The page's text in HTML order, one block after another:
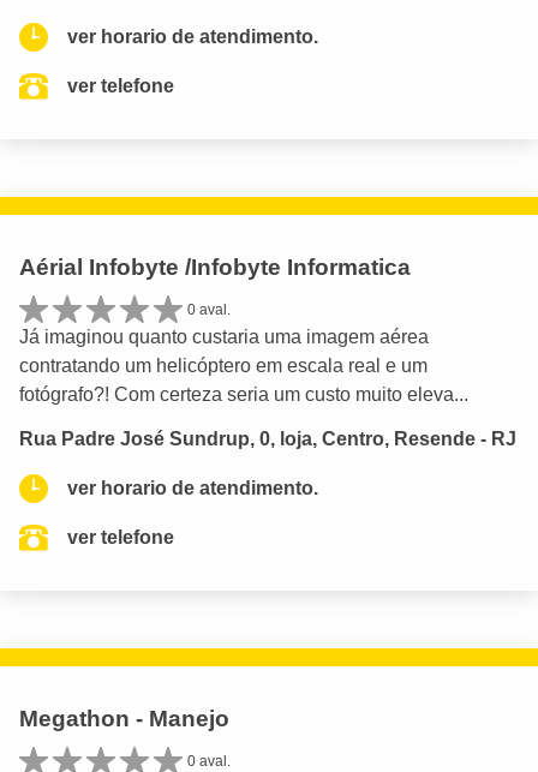
ver horario de atendimento.
ver telefone
Aérial Infobyte /Infobyte Informatica
0 aval.
Já imaginou quanto custaria uma imagem aérea
contratando um helicóptero em escala real e um
fotógrafo?! Com certeza seria um custo muito eleva...
Rua Padre José Sundrup, 0, loja, Centro, Resende - RJ
ver horario de atendimento.
ver telefone
Megathon - Manejo
0 aval.